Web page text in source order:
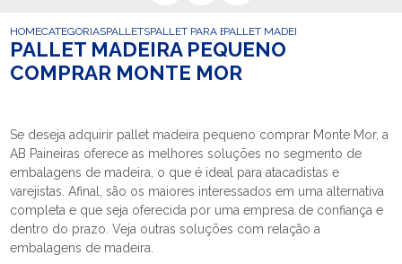
HOMECATEGORIASPALLETSPALLET PARA EXPORTACAOPALLET MADEIRA PEQUENO
PALLET MADEIRA PEQUENO
COMPRAR MONTE MOR
Se deseja adquirir pallet madeira pequeno comprar Monte Mor, a
AB Paineiras oferece as melhores soluções no segmento de
embalagens de madeira, o que é ideal para atacadistas e
varejistas. Afinal, são os maiores interessados em uma alternativa
completa e que seja oferecida por uma empresa de confiança e
dentro do prazo. Veja outras soluções com relação a
embalagens de madeira.